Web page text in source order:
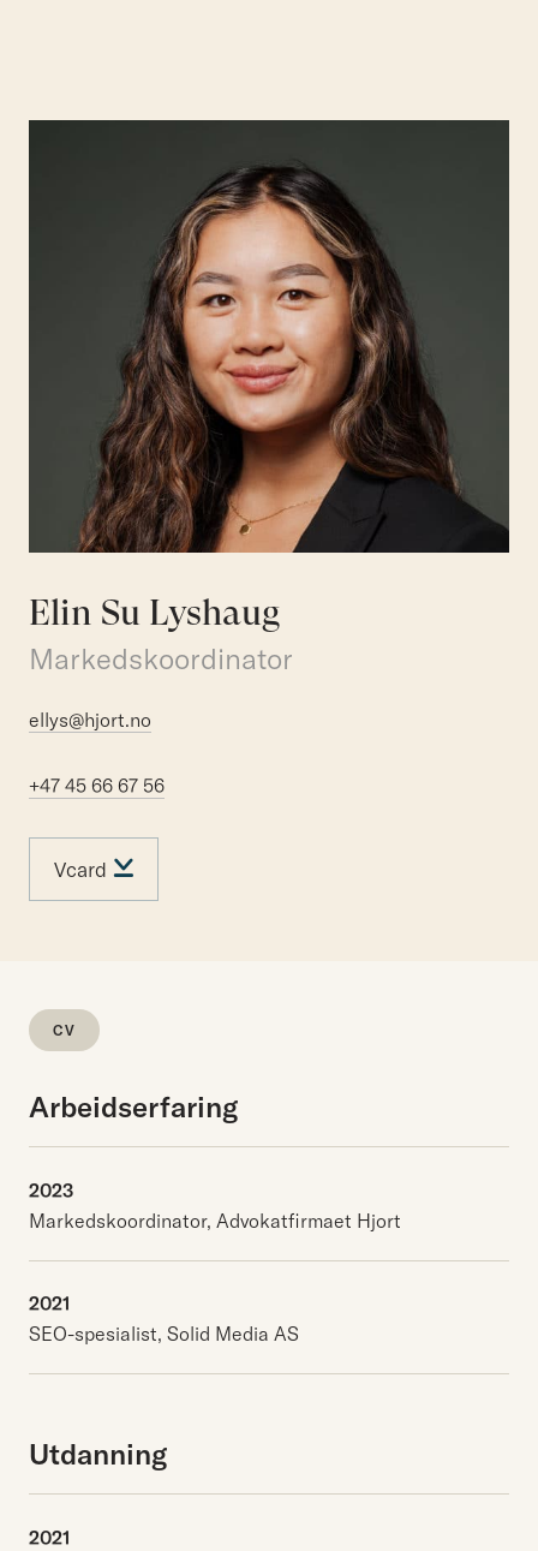
Aktuelt
Kontakt oss
Hjort Bridge
Søk etter:
Elin Su Lyshaug
Markedskoordinator
ellys@hjort.no
+47 45 66 67 56
Vcard
CV
Arbeidserfaring
2023
Markedskoordinator, Advokatfirmaet Hjort
2021
SEO-spesialist, Solid Media AS
Utdanning
2021